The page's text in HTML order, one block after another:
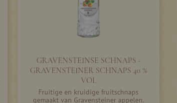
GRAVENSTEINSE SCHNAPS -
GRAVENSTEINER SCHNAPS 40 %
VOL
Fruitige en kruidige fruitschnaps
gemaakt van Gravensteiner appelen.